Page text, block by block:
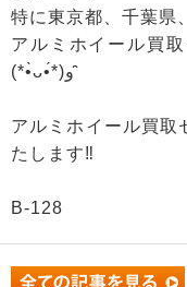
特に東京都、千葉県
アルミホイール買
(*•̀ᴗ•́*)و ̑̑
アルミホイール買取
たします‼
B-128